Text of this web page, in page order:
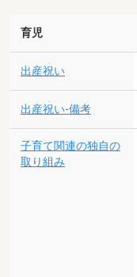
育児
出産祝い
出産祝い-備考
子育て関連の独自の
取り組み